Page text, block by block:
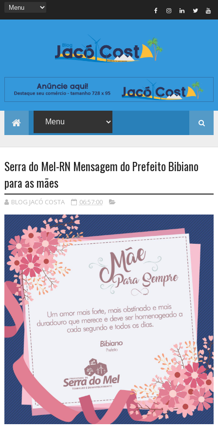
Serra do Mel-RN Mensagem do Prefeito Bibiano
para as mães
BLOG JACÓ COSTA 06:57:00